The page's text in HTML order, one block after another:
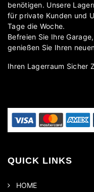
benötigen. Unsere
für private Kunden und
Tage die Woche.
Befreien Sie Ihre
genießen Sie Ihren
Ihren Lagerraum Sicher
QUICK LINKS
HOME